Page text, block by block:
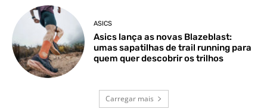
ASICS
Asics lança as novas Blazeblast:
umas sapatilhas de trail running para
quem quer descobrir os trilhos
Carregar mais